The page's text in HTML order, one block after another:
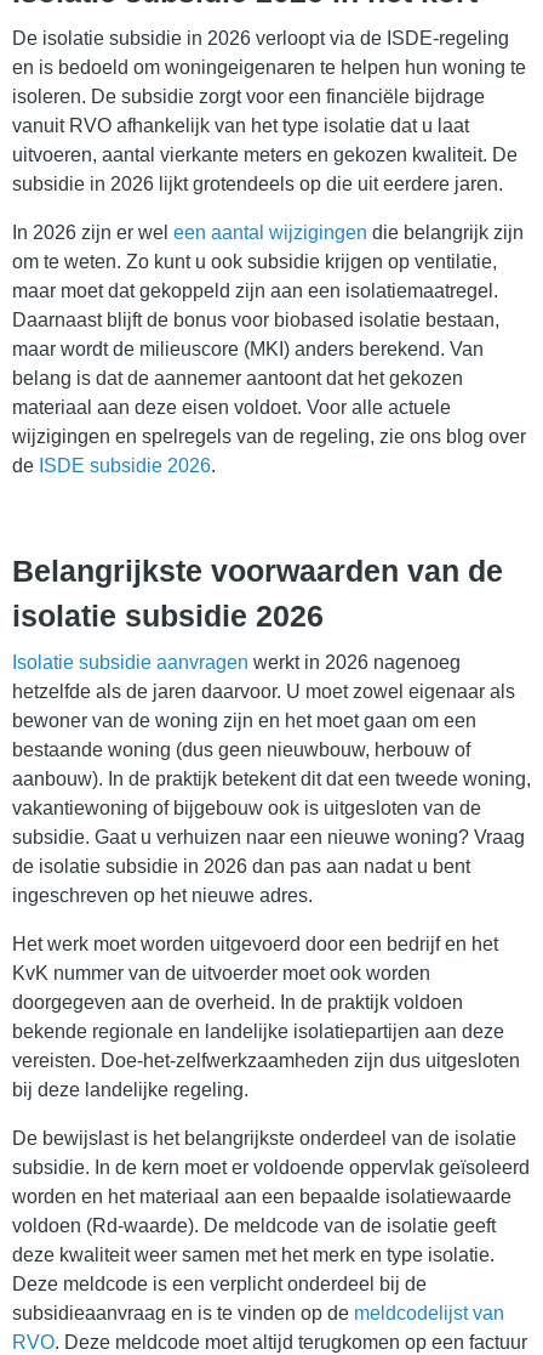
De isolatie subsidie in 2026 verloopt via de ISDE-regeling
en is bedoeld om woningeigenaren te helpen hun woning te
isoleren. De subsidie zorgt voor een financiële bijdrage
vanuit RVO afhankelijk van het type isolatie dat u laat
uitvoeren, aantal vierkante meters en gekozen kwaliteit. De
subsidie in 2026 lijkt grotendeels op die uit eerdere jaren.
In 2026 zijn er wel een aantal wijzigingen die belangrijk zijn
om te weten. Zo kunt u ook subsidie krijgen op ventilatie,
maar moet dat gekoppeld zijn aan een isolatiemaatregel.
Daarnaast blijft de bonus voor biobased isolatie bestaan,
maar wordt de milieuscore (MKI) anders berekend. Van
belang is dat de aannemer aantoont dat het gekozen
materiaal aan deze eisen voldoet. Voor alle actuele
wijzigingen en spelregels van de regeling, zie ons blog over
de ISDE subsidie 2026.
Belangrijkste voorwaarden van de
isolatie subsidie 2026
Isolatie subsidie aanvragen werkt in 2026 nagenoeg
hetzelfde als de jaren daarvoor. U moet zowel eigenaar als
bewoner van de woning zijn en het moet gaan om een
bestaande woning (dus geen nieuwbouw, herbouw of
aanbouw). In de praktijk betekent dit dat een tweede woning,
vakantiewoning of bijgebouw ook is uitgesloten van de
subsidie. Gaat u verhuizen naar een nieuwe woning? Vraag
de isolatie subsidie in 2026 dan pas aan nadat u bent
ingeschreven op het nieuwe adres.
Het werk moet worden uitgevoerd door een bedrijf en het
KvK nummer van de uitvoerder moet ook worden
doorgegeven aan de overheid. In de praktijk voldoen
bekende regionale en landelijke isolatiepartijen aan deze
vereisten. Doe-het-zelfwerkzaamheden zijn dus uitgesloten
bij deze landelijke regeling.
De bewijslast is het belangrijkste onderdeel van de isolatie
subsidie. In de kern moet er voldoende oppervlak geïsoleerd
worden en het materiaal aan een bepaalde isolatiewaarde
voldoen (Rd-waarde). De meldcode van de isolatie geeft
deze kwaliteit weer samen met het merk en type isolatie.
Deze meldcode is een verplicht onderdeel bij de
subsidieaanvraag en is te vinden op de meldcodelijst van
RVO. Deze meldcode moet altijd terugkomen op een factuur